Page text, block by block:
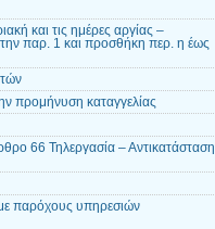
και τις ημέρες αργίας –
παρ. 1 και προσθήκη περ. η έως
προμήνυση καταγγελίας
66 Τηλεργασία – Αντικατάσταση
παρόχους υπηρεσιών